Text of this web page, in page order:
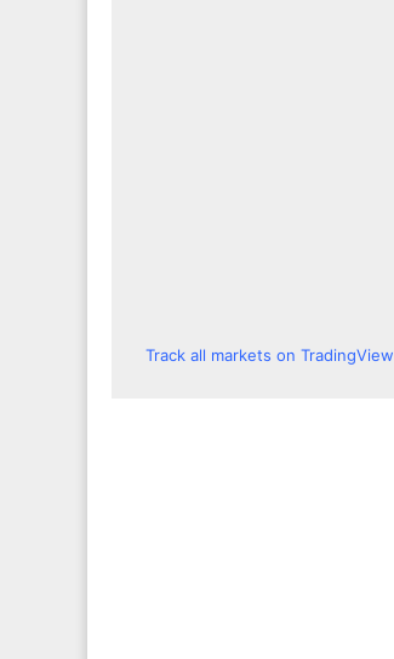
Track all markets on TradingView